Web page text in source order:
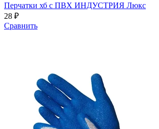
Перчатки хб с ПВХ ИНДУСТРИЯ Люкс
28 ₽
Сравнить